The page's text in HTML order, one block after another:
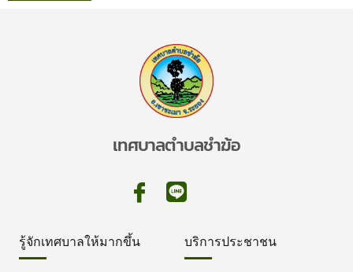
เทศบาลตำบลชำฆ้อ
รู้จักเทศบาลให้มากขึ้น บริการประชาชน